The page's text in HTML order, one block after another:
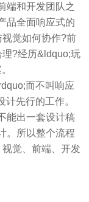
端和开发团队之
品全面响应式的
觉如何协作?前
?经历&ldquo;玩
而不叫响应
先行的工作。
能出一套设计稿
。所以整个流程
觉、前端、开发